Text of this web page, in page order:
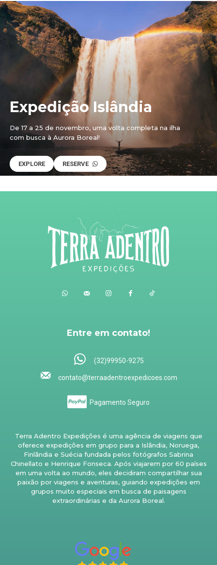
Expedição Islândia
De 17 a 25 de novembro, uma volta completa na ilha
com busca à Aurora Boreal!
EXPLORE RESERVE
Entre em contato!
(32)99950-9275
contato@terraadentroexpedicoes.com
Pagamento Seguro
Terra Adentro Expedições é uma agência de viagens que
oferece expedições em grupo para a Islândia, Noruega,
Finlândia e Suécia fundada pelos fotógrafos Sabrina
Chinellato e Henrique Fonseca. Após viajarem por 60 países
em uma volta ao mundo, eles decidiram compartilhar sua
paixão por viagens e aventuras, guiando expedições em
grupos muito especiais em busca de paisagens
extraordinárias e da Aurora Boreal.